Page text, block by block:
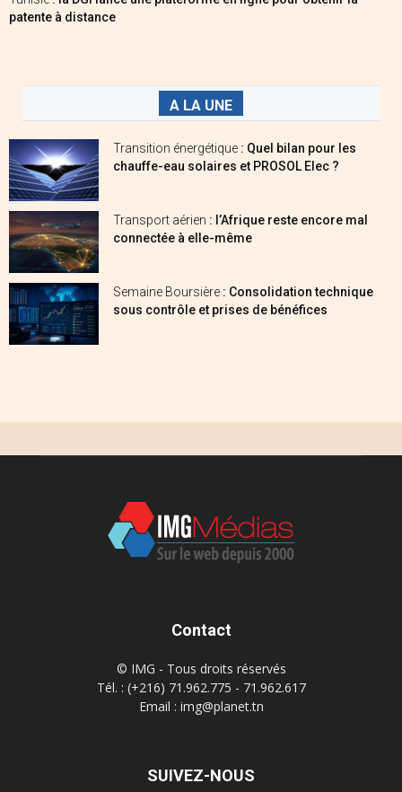
patente à distance
A LA UNE
Transition énergétique : Quel bilan pour les
chauffe-eau solaires et PROSOL Elec ?
Transport aérien : l’Afrique reste encore mal
connectée à elle-même
Semaine Boursière : Consolidation technique
sous contrôle et prises de bénéfices
Contact
© IMG - Tous droits réservés
Tél. : (+216) 71.962.775 - 71.962.617
Email : img@planet.tn
SUIVEZ-NOUS